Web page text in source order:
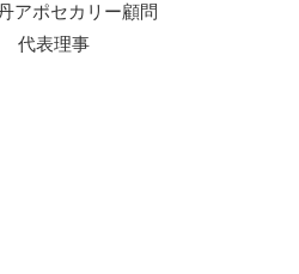
アポセカリー顧問
代表理事